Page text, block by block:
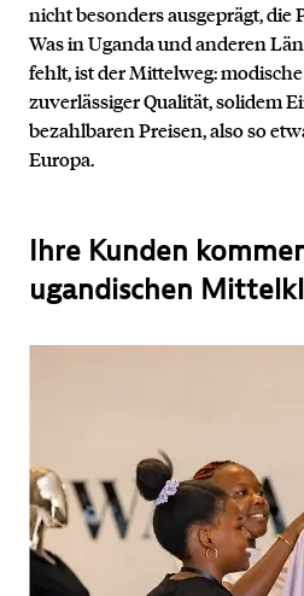
nicht besonders ausgeprägt, die
Was in Uganda und anderen
fehlt, ist der Mittelweg:
zuverlässiger Qualität, solidem
bezahlbaren Preisen, also so
Europa.
Ihre Kunden
ugandischen